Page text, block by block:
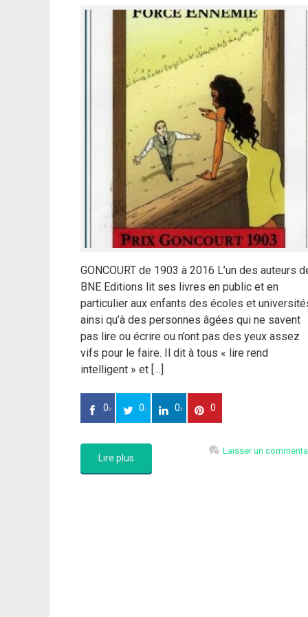
GONCOURT de 1903 à 2016 L’un des auteurs
BNE Editions lit ses livres en public et en
particulier aux enfants des écoles et
ainsi qu’à des personnes âgées qui ne savent
pas lire ou écrire ou n’ont pas des yeux assez
vifs pour le faire. Il dit à tous « lire rend
intelligent » et […]
0 0 0 0
Lire plus
Laisser un